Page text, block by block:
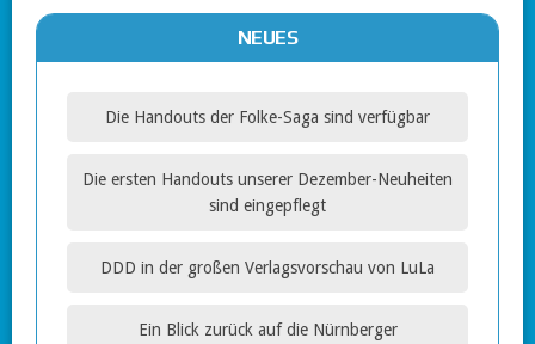
NEUES
Die Handouts der Folke-Saga sind verfügbar
Die ersten Handouts unserer Dezember-Neuheiten
sind eingepflegt
DDD in der großen Verlagsvorschau von LuLa
Ein Blick zurück auf die Nürnberger